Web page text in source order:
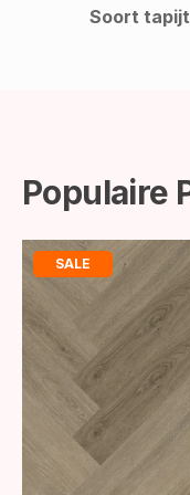
Soort tapijt
Populaire
SALE